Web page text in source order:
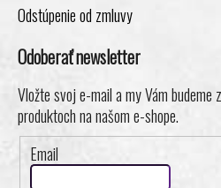
Odstúpenie od zmluvy
Odoberať newsletter
Vložte svoj e-mail a my Vám budeme
produktoch na našom e-shope.
Email